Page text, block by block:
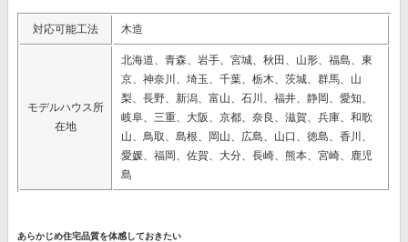
対応可能工法 木造
モデルハウス所
在地
北海道、青森、岩手、宮城、秋田、山形、福島、東
京、神奈川、埼玉、千葉、栃木、茨城、群馬、山
梨、長野、新潟、富山、石川、福井、静岡、愛知、
岐阜、三重、大阪、京都、奈良、滋賀、兵庫、和歌
山、鳥取、島根、岡山、広島、山口、徳島、香川、
愛媛、福岡、佐賀、大分、長崎、熊本、宮崎、鹿児
島
あらかじめ住宅品質を体感しておきたい